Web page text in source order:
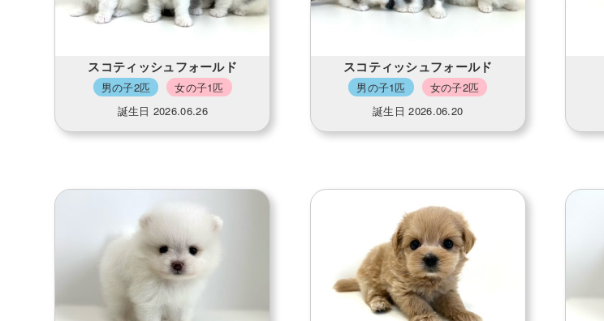
スコティッシュフォールド
男の子2匹
女の子1匹
誕生日 2026.06.26
スコティッシュフォールド
男の子1匹
女の子2匹
誕生日 2026.06.20